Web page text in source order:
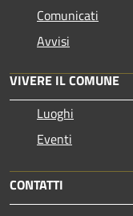
Comunicati
Avvisi
VIVERE IL COMUNE
Luoghi
Eventi
CONTATTI